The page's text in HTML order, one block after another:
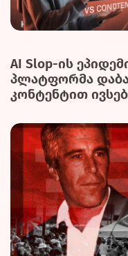
AI Slop-ის
პლატფორმა
კონტენტით